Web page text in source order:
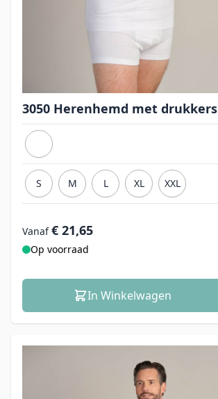
3050 Herenhemd met drukkers
S M L XL XXL
Vanaf € 21,65
Op voorraad
In Winkelwagen